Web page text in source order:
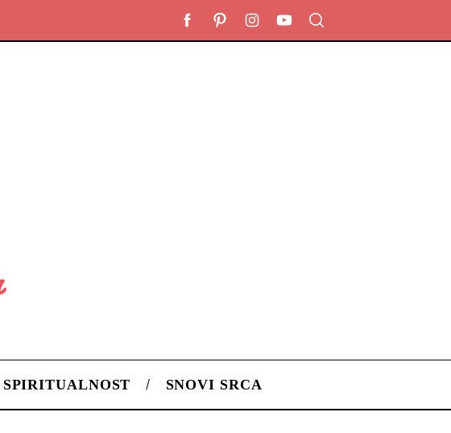
SPIRITUALNOST SNOVI SRCA